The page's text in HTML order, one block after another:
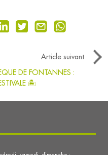
Article suivant
DE FONTANNES :
🏝